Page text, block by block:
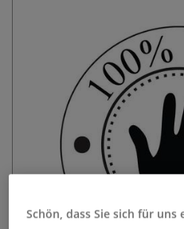
Schön, dass Sie sich für uns